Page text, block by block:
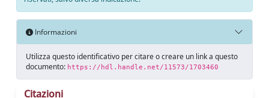
Informazioni
Utilizza questo identificativo per citare o creare un link a questo
documento: https://hdl.handle.net/11573/1703460
Citazioni